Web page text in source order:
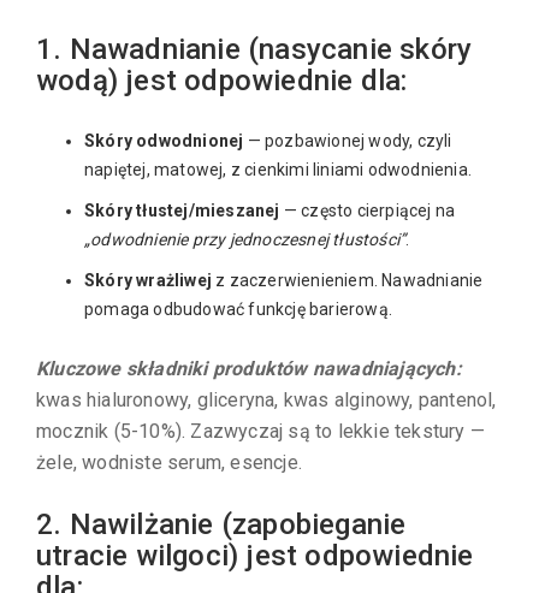
1. Nawadnianie (nasycanie skóry
wodą) jest odpowiednie dla:
Skóry odwodnionej — pozbawionej wody, czyli
napiętej, matowej, z cienkimi liniami odwodnienia.
Skóry tłustej/mieszanej — często cierpiącej na
„odwodnienie przy jednoczesnej tłustości”.
Skóry wrażliwej z zaczerwienieniem. Nawadnianie
pomaga odbudować funkcję barierową.
Kluczowe składniki produktów nawadniających:
kwas hialuronowy, gliceryna, kwas alginowy, pantenol,
mocznik (5-10%). Zazwyczaj są to lekkie tekstury —
żele, wodniste serum, esencje.
2. Nawilżanie (zapobieganie
utracie wilgoci) jest odpowiednie